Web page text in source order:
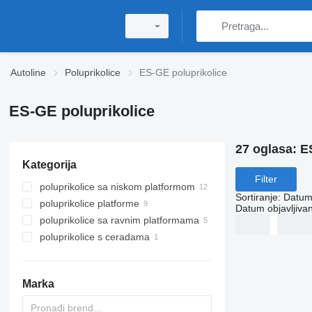
Autoline Poluprikolice ES-GE poluprikolice
ES-GE poluprikolice
Kategorija
poluprikolice sa niskom platformom
poluprikolice platforme
poluprikolice sa ravnim platformama
poluprikolice s ceradama
Marka
27 oglasa:
Filter
Sortiranje:
Datum